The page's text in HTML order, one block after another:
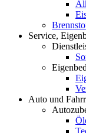
Service,
Auto und